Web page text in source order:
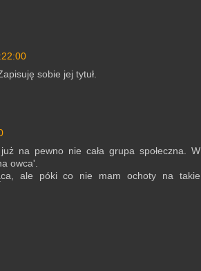
sobie jej tytuł.
na pewno nie cała grupa społeczna. W
owca'.
ale póki co nie mam ochoty na takie